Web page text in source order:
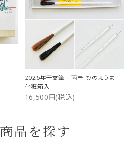
2026年干支筆 丙午-ひのえうま-
化粧箱入
16,500円(税込)
品を探す